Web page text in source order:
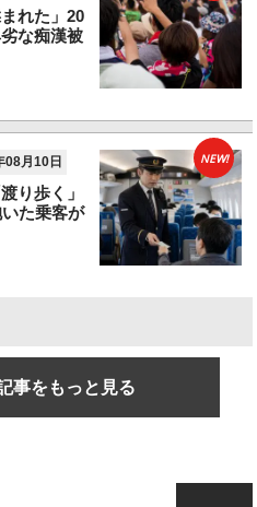
れた」20
な痴漢被
08月10日
り歩く」
た乗客が
NEW!
事をもっと見る